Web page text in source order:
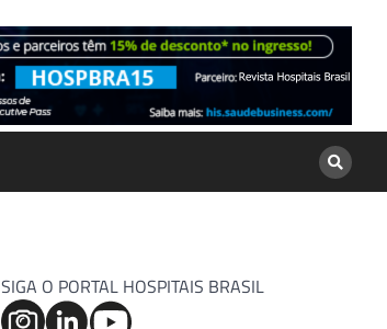
SIGA O PORTAL HOSPITAIS BRASIL